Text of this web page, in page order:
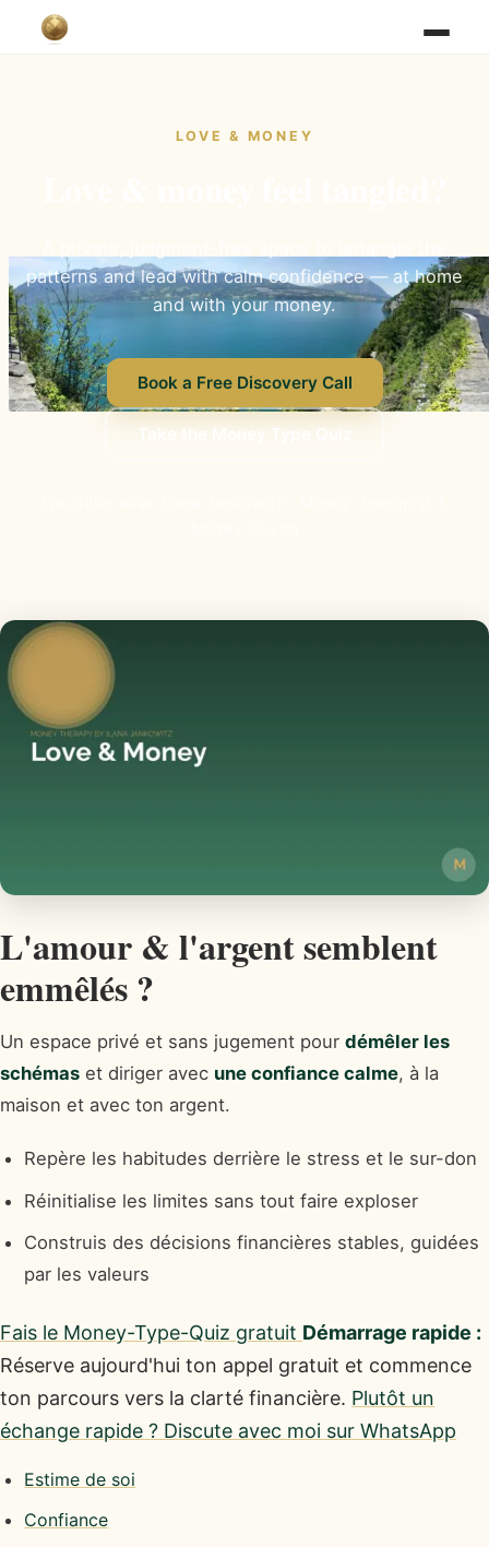
LOVE & MONEY
patterns and lead with calm confidence — at home
and with your money.
Book a Free Discovery Call
Take the Money Type Quiz
L'amour & l'argent semblent
emmêlés ?
Un espace privé et sans jugement pour démêler les
schémas et diriger avec une confiance calme, à la
maison et avec ton argent.
Repère les habitudes derrière le stress et le sur-don
Réinitialise les limites sans tout faire exploser
Construis des décisions financières stables, guidées
par les valeurs
Fais le Money-Type-Quiz gratuit Démarrage rapide :
Réserve aujourd'hui ton appel gratuit et commence
ton parcours vers la clarté financière. Plutôt un
échange rapide ? Discute avec moi sur WhatsApp
Estime de soi
Confiance